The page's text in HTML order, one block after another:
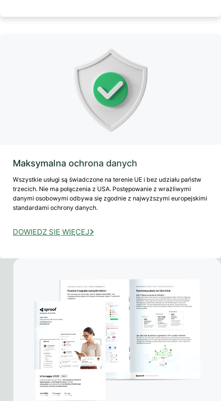
Maksymalna ochrona danych
Wszystkie usługi są świadczone na terenie UE i bez udziału państw
trzecich. Nie ma połączenia z USA. Postępowanie z wrażliwymi
danymi osobowymi odbywa się zgodnie z najwyższymi europejskimi
standardami ochrony danych.
DOWIEDZ SIĘ WIĘCEJ